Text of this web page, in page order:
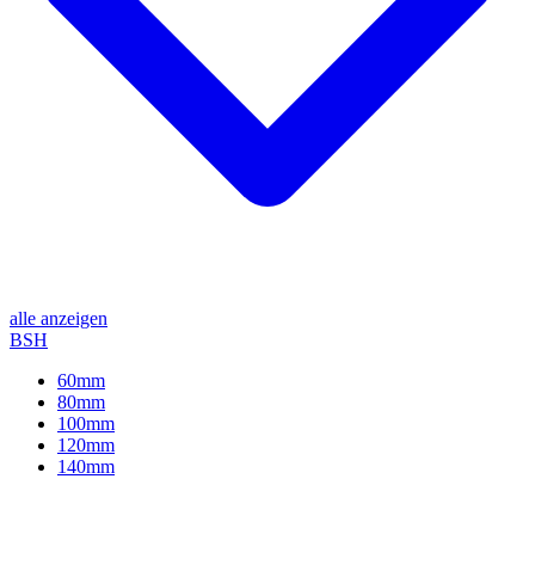
alle anzeigen
BSH
60mm
80mm
100mm
120mm
140mm